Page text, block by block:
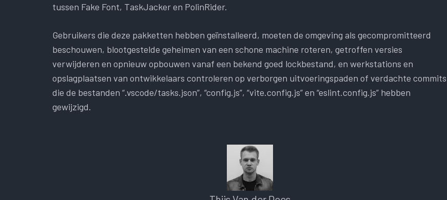
tussen Fake Font, TaskJacker en PolinRider.
Gebruikers die deze pakketten hebben geïnstalleerd, moeten de omgeving als gecompromitteerd
beschouwen, blootgestelde geheimen van een schone machine roteren, getroffen versies
verwijderen en opnieuw opbouwen vanaf een bekend goed lockbestand, en werkstations en
opslagplaatsen van ontwikkelaars controleren op verborgen uitvoeringspaden of verdachte commits
die de bestanden “.vscode/tasks.json”, “config.js”, “vite.config.js” en “eslint.config.js” hebben
gewijzigd.